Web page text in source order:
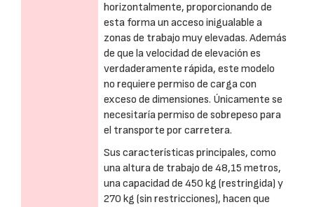
horizontalmente, proporcionando de
esta forma un acceso inigualable a
zonas de trabajo muy elevadas. Además
de que la velocidad de elevación es
verdaderamente rápida, este modelo
no requiere permiso de carga con
exceso de dimensiones. Únicamente se
necesitaría permiso de sobrepeso para
el transporte por carretera.
Sus características principales, como
una altura de trabajo de 48,15 metros,
una capacidad de 450 kg (restringida) y
270 kg (sin restricciones), hacen que